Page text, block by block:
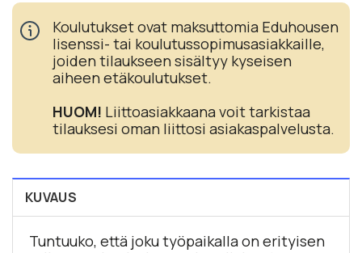
Koulutukset ovat maksuttomia Eduhousen
lisenssi- tai koulutussopimusasiakkaille,
joiden tilaukseen sisältyy kyseisen
aiheen etäkoulutukset.
HUOM! Liittoasiakkaana voit tarkistaa
tilauksesi oman liittosi asiakaspalvelusta.
KUVAUS
Tuntuuko, että joku työpaikalla on erityisen